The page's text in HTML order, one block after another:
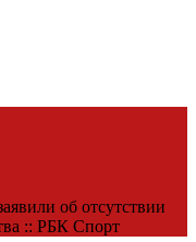
об отсутствии
:: РБК Спорт